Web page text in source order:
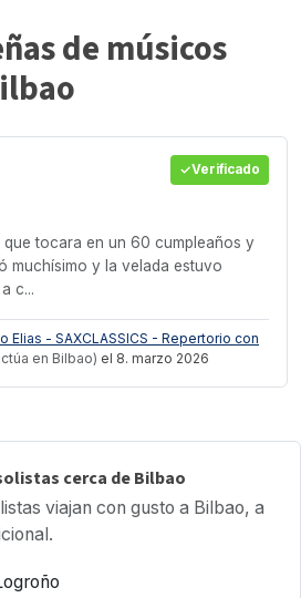
de músicos
Verificado
tocara en un 60 cumpleaños y
muchísimo y la velada estuvo
c...
Elias - SAXCLASSICS - Repertorio con
en Bilbao) el 8. marzo 2026
cerca de Bilbao
viajan con gusto a Bilbao, a